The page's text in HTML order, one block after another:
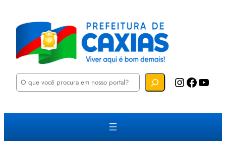
P
u
a
Instagram Facebook YouTube